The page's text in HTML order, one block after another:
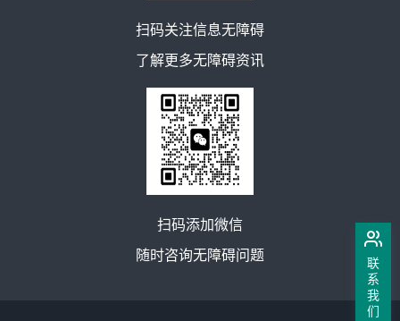
扫码关注信息无障碍
了解更多无障碍资讯
扫码添加微信
随时咨询无障碍问题
联
系
我
们